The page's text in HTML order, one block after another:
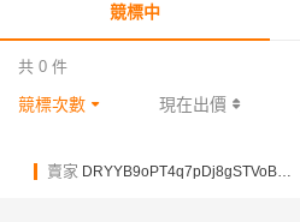
競標中
共 0 件
競標次數 現在出價
賣家 DRYYB9oPT4q7pDj8gSTVoBjWeX7mM